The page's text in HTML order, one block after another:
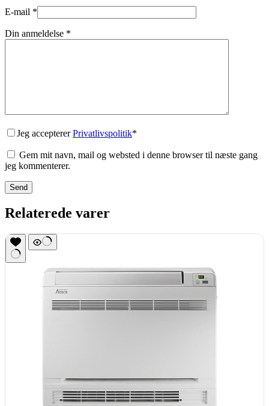
E-mail *
Din anmeldelse *
Jeg acceptererPrivatlivspolitik*
Gem mit navn, mail og websted i denne browser til næste gang
jeg kommenterer.
Send
Relaterede varer